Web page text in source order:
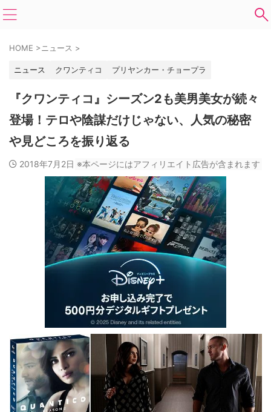
HOME >ニュース >
ニュース クワンティコ プリヤンカー・チョープラ
『クワンティコ』シーズン2も美男美女が続々
登場！テロや陰謀だけじゃない、人気の秘密
や見どころを振り返る
2018年7月2日 ※本ページにはアフィリエイト広告が含まれます